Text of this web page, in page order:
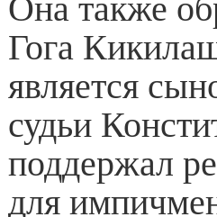
Она также
Гога
является
судьи
поддержал
для